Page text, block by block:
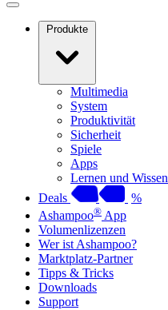
Produkte
Multimedia
System
Produktivität
Sicherheit
Spiele
Apps
Lernen und Wissen
Deals
%
Ashampoo® App
Volumenlizenzen
Wer ist Ashampoo?
Marktplatz-Partner
Tipps & Tricks
Downloads
Support